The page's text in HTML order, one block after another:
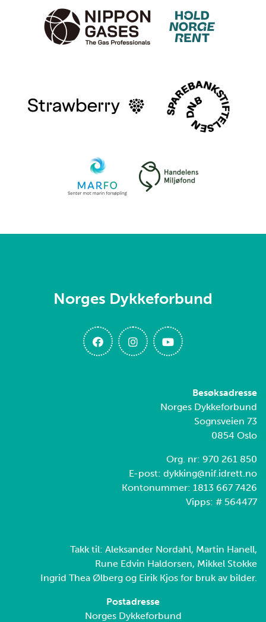
Norges Dykkeforbund
Besøksadresse
Norges Dykkeforbund
Sognsveien 73
0854 Oslo
Org. nr: 970 261 850
E-post: dykking@nif.idrett.no
Kontonummer: 1813 667 7426
Vipps: # 564477
Takk til: Aleksander Nordahl, Martin Hanell,
Rune Edvin Haldorsen, Mikkel Stokke
Ingrid Thea Ølberg og Eirik Kjos for bruk av bilder.
Postadresse
Norges Dykkeforbund